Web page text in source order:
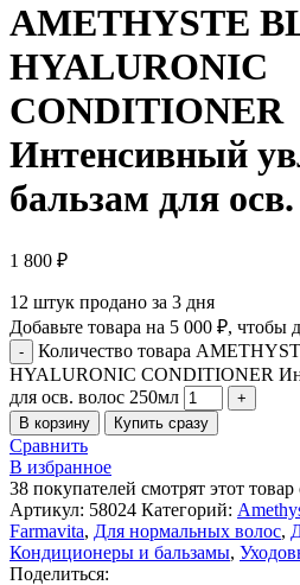
AMETHYSTE
HYALURONIC
CONDITIONER
Интенсивный
бальзам для
1 800 ₽
12 штук продано за 3 дня
Добавьте товара на 5 000 ₽, чтобы
Количество товара
HYALURONIC CONDITIONER
для осв. волос 250мл
В корзину Купить сразу
Сравнить
В избранное
38 покупателей смотрят этот товар
Артикул: 58024 Категорий:
Farmavita, Для нормальных волос,
Кондиционеры и бальзамы,
Поделиться: